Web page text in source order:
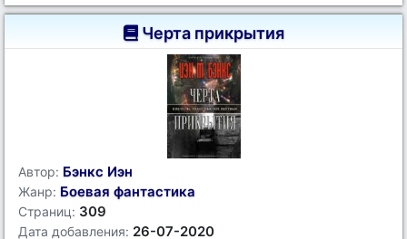
Черта прикрытия
Автор: Бэнкс Иэн
Жанр: Боевая фантастика
Страниц: 309
Дата добавления: 26-07-2020